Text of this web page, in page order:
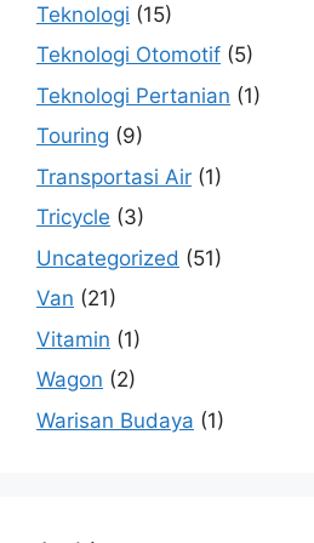
Teknologi (15)
Teknologi Otomotif (5)
Teknologi Pertanian (1)
Touring (9)
Transportasi Air (1)
Tricycle (3)
Uncategorized (51)
Van (21)
Vitamin (1)
Wagon (2)
Warisan Budaya (1)